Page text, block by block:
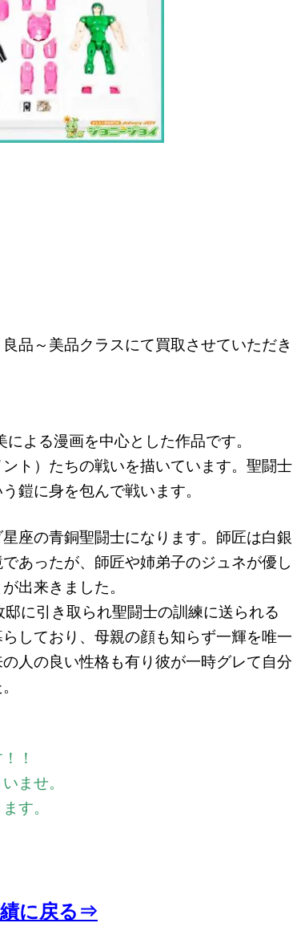
品～美品クラスにて買取させていただき
よる漫画を中心とした作品です。
ト）たちの戦いを描いています。聖闘士
鎧に身を包んで戦います。
座の青銅聖闘士になります。師匠は白銀
あったが、師匠や姉弟子のジュネが優し
出来きました。
に引き取られ聖闘士の訓練に送られる
しており、母親の顔も知らず一輝を唯一
人の良い性格も有り彼が一時グレて自分
！
ませ。
す。
績に戻る⇒